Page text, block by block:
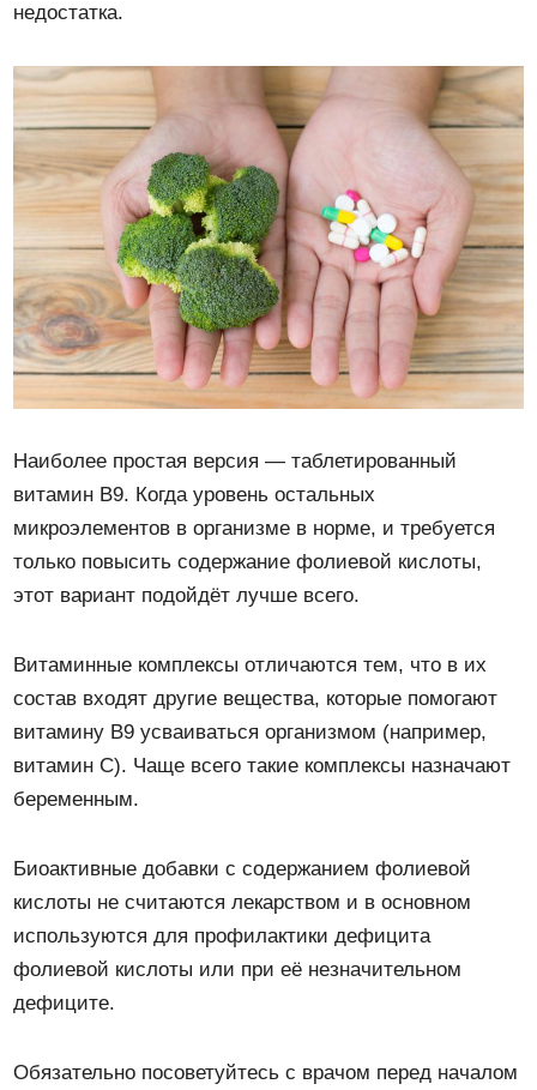
недостатка.
Наиболее простая версия — таблетированный
витамин B9. Когда уровень остальных
микроэлементов в организме в норме, и требуется
только повысить содержание фолиевой кислоты,
этот вариант подойдёт лучше всего.
Витаминные комплексы отличаются тем, что в их
состав входят другие вещества, которые помогают
витамину B9 усваиваться организмом (например,
витамин С). Чаще всего такие комплексы назначают
беременным.
Биоактивные добавки с содержанием фолиевой
кислоты не считаются лекарством и в основном
используются для профилактики дефицита
фолиевой кислоты или при её незначительном
дефиците.
Обязательно посоветуйтесь с врачом перед началом